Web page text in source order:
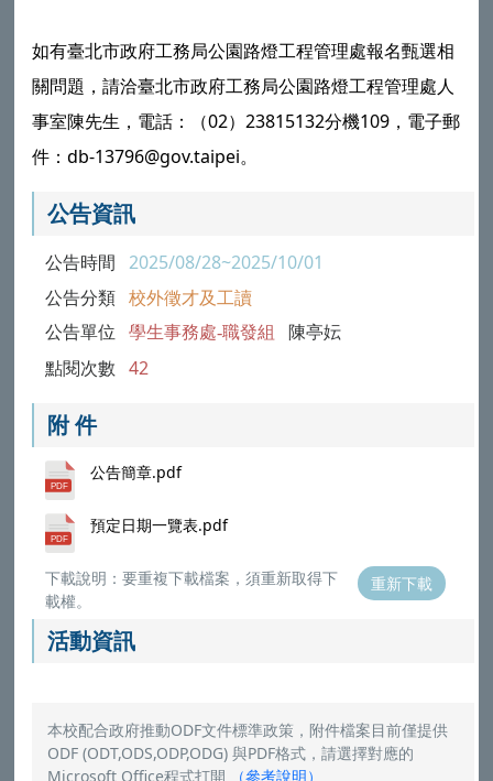
如有臺北市政府工務局公園路燈工程管理處報名甄選相
關問題，請洽臺北市政府工務局公園路燈工程管理處人
事室陳先生，電話：（02）23815132分機109，電子郵
件：db-13796@gov.taipei。
公告資訊
公告時間 2025/08/28~2025/10/01
公告分類 校外徵才及工讀
公告單位 學生事務處-職發組 陳亭妘
點閱次數 42
附 件
公告簡章.pdf
預定日期一覽表.pdf
下載說明：要重複下載檔案，須重新取得下
載權。
重新下載
活動資訊
本校配合政府推動ODF文件標準政策，附件檔案目前僅提供
ODF (ODT,ODS,ODP,ODG) 與PDF格式，請選擇對應的
Microsoft Office程式打開
（參考說明）